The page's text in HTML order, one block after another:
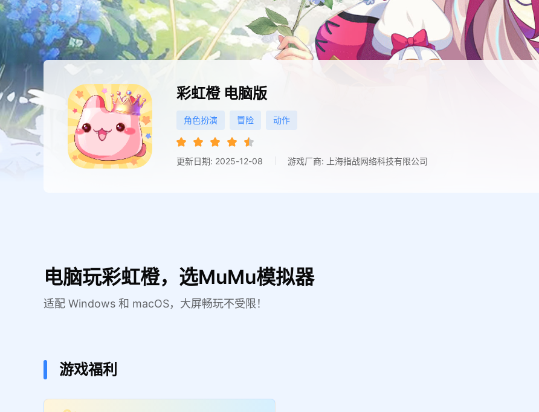
彩虹橙 电脑版
角色扮演 冒险 动作
更新日期: 2025-12-08 游戏厂商: 上海指战网络科技有限公司
电脑玩彩虹橙，选MuMu模拟器
适配 Windows 和 macOS，大屏畅玩不受限！
游戏福利